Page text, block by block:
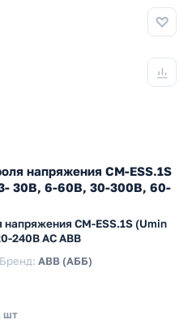
напряжения CM-ESS.1S
30В, 6-60В, 30-300В, 60-
CM-ESS.1S (Umin
240В AC ABB
Бренд: ABB (АББ)
шт